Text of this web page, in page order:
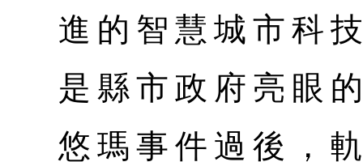
進的智慧城市科
是縣市政府亮眼
悠瑪事件過後，